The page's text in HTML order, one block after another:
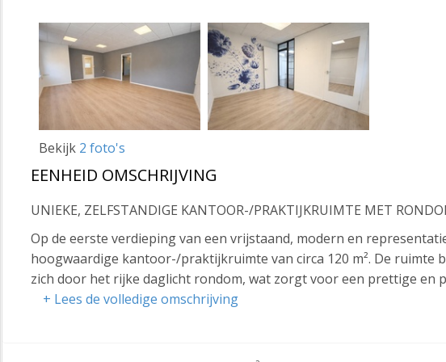
Bekijk 2 foto's
EENHEID OMSCHRIJVING
UNIEKE, ZELFSTANDIGE KANTOOR-/PRAKTIJKRUIMTE MET
Op de eerste verdieping van een vrijstaand, modern en
hoogwaardige kantoor-/praktijkruimte van circa 120 m². De
zich door het rijke daglicht rondom, wat zorgt voor een prettige en
Het kantoor is praktisch ingericht en uitermate geschikt voor
+ Lees de volledige omschrijving